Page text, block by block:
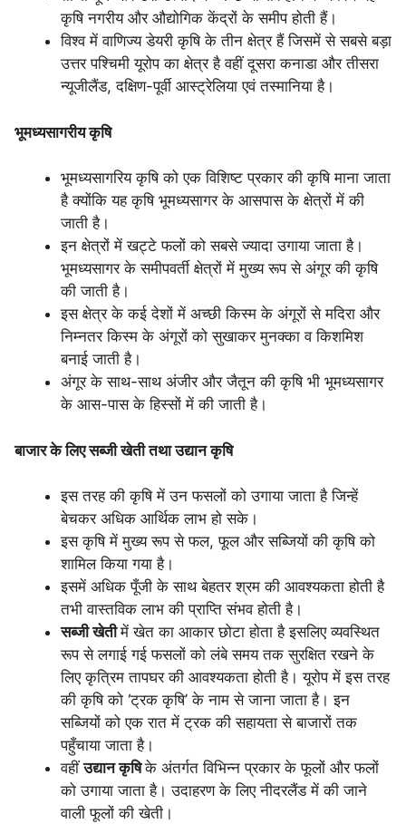
कृषि नगरीय और औद्योगिक केंद्रों के समीप होती हैं।
विश्व में वाणिज्य डेयरी कृषि के तीन क्षेत्र हैं जिसमें से सबसे बड़ा
उत्तर पश्चिमी यूरोप का क्षेत्र है वहीं दूसरा कनाडा और तीसरा
न्यूजीलैंड, दक्षिण-पूर्वी आस्ट्रेलिया एवं तस्मानिया है।
भूमध्यसागरीय कृषि
भूमध्यसागरिय कृषि को एक विशिष्ट प्रकार की कृषि माना जाता
है क्योंकि यह कृषि भूमध्यसागर के आसपास के क्षेत्रों में की
जाती है।
इन क्षेत्रों में खट्टे फलों को सबसे ज्यादा उगाया जाता है।
भूमध्यसागर के समीपवर्ती क्षेत्रों में मुख्य रूप से अंगूर की कृषि
की जाती है।
इस क्षेत्र के कई देशों में अच्छी किस्म के अंगूरों से मदिरा और
निम्नतर किस्म के अंगूरों को सुखाकर मुनक्का व किशमिश
बनाई जाती है।
अंगूर के साथ-साथ अंजीर और जैतून की कृषि भी भूमध्यसागर
के आस-पास के हिस्सों में की जाती है।
बाजार के लिए सब्जी खेती तथा उद्यान कृषि
इस तरह की कृषि में उन फसलों को उगाया जाता है जिन्हें
बेचकर अधिक आर्थिक लाभ हो सके।
इस कृषि में मुख्य रूप से फल, फूल और सब्जियों की कृषि को
शामिल किया गया है।
इसमें अधिक पूँजी के साथ बेहतर श्रम की आवश्यकता होती है
तभी वास्तविक लाभ की प्राप्ति संभव होती है।
सब्जी खेतीमें खेत का आकार छोटा होता है इसलिए व्यवस्थित
रूप से लगाई गई फसलों को लंबे समय तक सुरक्षित रखने के
लिए कृत्रिम तापघर की आवश्यकता होती है। यूरोप में इस तरह
की कृषि को ‘ट्रक कृषि’ के नाम से जाना जाता है। इन
सब्जियों को एक रात में ट्रक की सहायता से बाजारों तक
पहुँचाया जाता है।
वहींउद्यान कृषिके अंतर्गत विभिन्न प्रकार के फूलों और फलों
को उगाया जाता है। उदाहरण के लिए नीदरलैंड में की जाने
वाली फूलों की खेती।